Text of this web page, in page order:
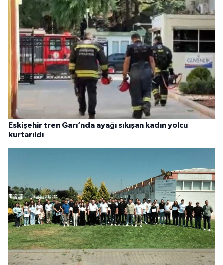
Eskişehir tren Garı’nda ayağı sıkışan kadın yolcu
kurtarıldı